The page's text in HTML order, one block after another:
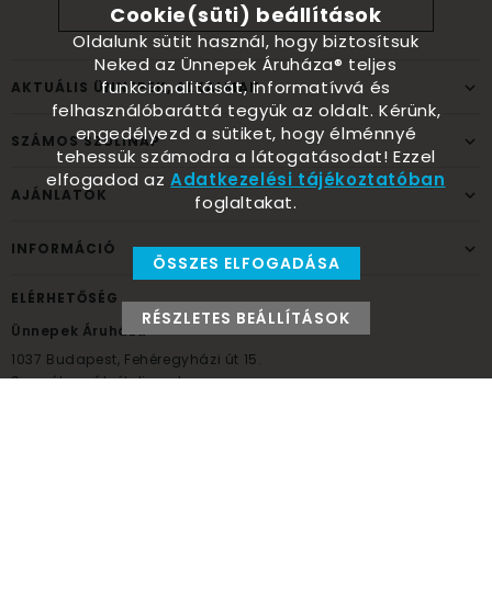
AKTUÁLIS ÜNNEPEK, ALKALMAK
SZÁMOS SZÜLINAP
AJÁNLATOK
INFORMÁCIÓ
ELÉRHETŐSÉG
Ünnepek Áruháza
1037 Budapest, Fehéregyházi út 15.
Személyes átvételi pont
Cookie(süti) beállítások
Oldalunk sütit használ, hogy biztosítsuk
Neked az Ünnepek Áruháza® teljes
funkcionalitását, informatívvá és
felhasználóbaráttá tegyük az oldalt. Kérünk,
engedélyezd a sütiket, hogy élménnyé
tehessük számodra a látogatásodat! Ezzel
elfogadod azAdatkezelési tájékoztatóban
foglaltakat.
ÖSSZES ELFOGADÁSA
RÉSZLETES BEÁLLÍTÁSOK